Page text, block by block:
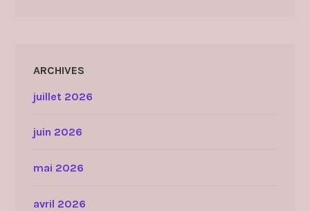
ARCHIVES
juillet 2026
juin 2026
mai 2026
avril 2026